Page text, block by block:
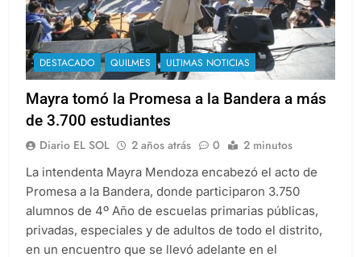
DESTACADO QUILMES ULTIMAS NOTICIAS
Mayra tomó la Promesa a la Bandera a más
de 3.700 estudiantes
Diario EL SOL 2 años atrás 0 2 minutos
La intendenta Mayra Mendoza encabezó el acto de
Promesa a la Bandera, donde participaron 3.750
alumnos de 4º Año de escuelas primarias públicas,
privadas, especiales y de adultos de todo el distrito,
en un encuentro que se llevó adelante en el